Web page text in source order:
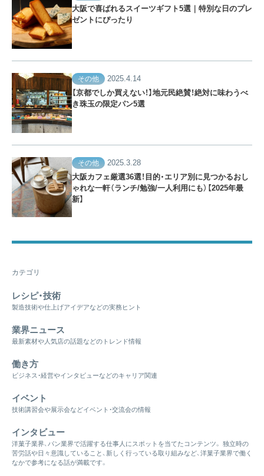
大阪で喜ばれるスイーツギフト5選｜特別な日のプレ
ゼントにぴったり
その他
2025.4.14
【京都でしか買えない！】地元民絶賛！絶対に味わうべ
き珠玉の限定パン5選
その他
2025.3.28
大阪カフェ厳選36選！目的・エリア別に見つかるおし
ゃれな一軒（ランチ/勉強/一人利用にも）【2025年最
新】
カテゴリ
レシピ・技術
製造技術や仕上げアイデアなどの実務ヒント
業界ニュース
最新素材や人気店の話題などのトレンド情報
働き方
ビジネス・経営やインタビューなどのキャリア関連
イベント
技術講習会や展示会などイベント・交流会の情報
インタビュー
洋菓子業界、パン業界で活躍する仕事人にスポットを当てたコンテンツ。 独立時の
苦労話や日々意識していること、新しく行っている取り組みなど、洋菓子業界で働く
なかで参考になる話が満載です。